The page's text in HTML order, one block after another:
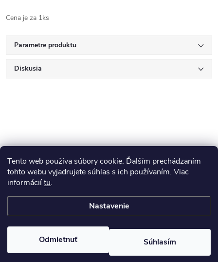
Tento web používa súbory cookie. Ďalším prechádzaním
tohto webu vyjadrujete súhlas s ich používaním. Viac
informáciítu.
Nastavenie
Odmietnuť Súhlasím
Cena je za 1ks
Parametre produktu
Diskusia
Z
á
p
ä
Blog
Informácie pre vás
. Všetky práva vyhradené.